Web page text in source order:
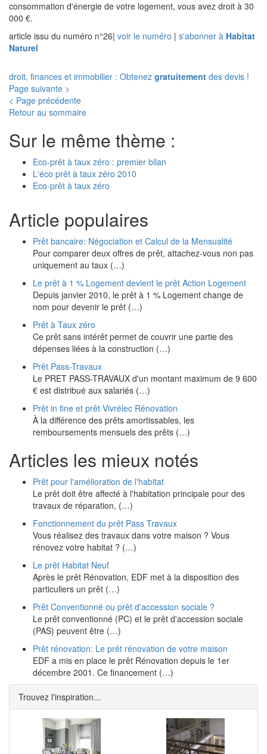
consommation d'énergie de votre logement, vous avez droit à 30
000 €.
article issu du numéro n°26| voir le numéro | s'abonner à Habitat
Naturel
droit, finances et immobilier : Obtenez gratuitement des devis !
Page suivante >
< Page précédente
Retour au sommaire
Sur le même thème :
Eco-prêt à taux zéro : premier bilan
L'éco prêt à taux zéro 2010
Eco-prêt à taux zéro
Article populaires
Prêt bancaire: Négociation et Calcul de la Mensualité
Pour comparer deux offres de prêt, attachez-vous non pas
uniquement au taux (…)
Le prêt à 1 % Logement devient le prêt Action Logement
Depuis janvier 2010, le prêt à 1 % Logement change de
nom pour devenir le prêt (…)
Prêt à Taux zéro
Ce prêt sans intérêt permet de couvrir une partie des
dépenses liées à la construction (…)
Prêt Pass-Travaux
Le PRET PASS-TRAVAUX d'un montant maximum de 9 600
€ est distribué aux salariés (…)
Prêt in fine et prêt Vivrélec Rénovation
À la différence des prêts amortissables, les
remboursements mensuels des prêts (…)
Articles les mieux notés
Prêt pour l'amélioration de l'habitat
Le prêt doit être affecté à l'habitation principale pour des
travaux de réparation, (…)
Fonctionnement du prêt Pass Travaux
Vous réalisez des travaux dans votre maison ? Vous
rénovez votre habitat ? (…)
Le prêt Habitat Neuf
Après le prêt Rénovation, EDF met à la disposition des
particuliers un prêt (…)
Prêt Conventionné ou prêt d'accession sociale ?
Le prêt conventionné (PC) et le prêt d'accession sociale
(PAS) peuvent être (…)
Prêt rénovation: Le prêt rénovation de votre maison
EDF a mis en place le prêt Rénovation depuis le 1er
décembre 2001. Ce financement (…)
Trouvez l'inspiration...